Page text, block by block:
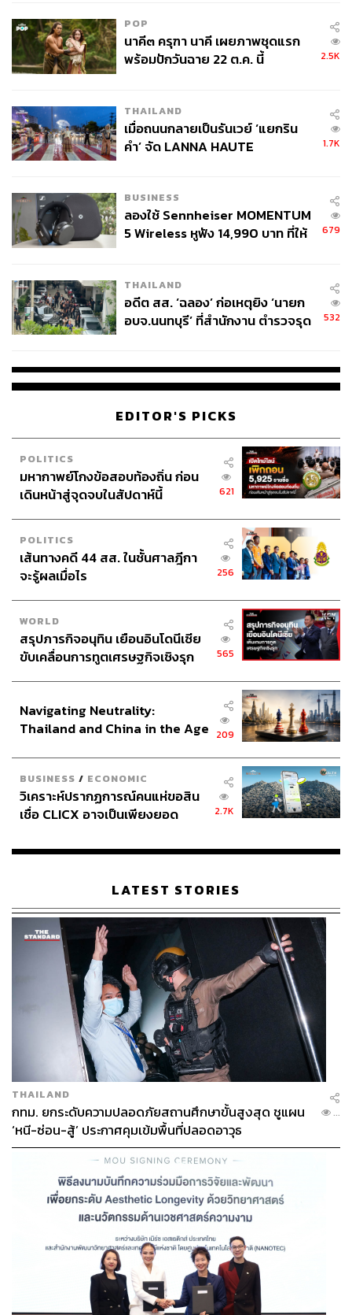
38
THE STANDARD TEAM
กองบรรณาธิการ THE STANDARD
POP
นาคี๓ ครุฑา นาคี เผยภาพชุดแรก
พร้อมปักวันฉาย 22 ต.ค. นี้
2.5K
THAILAND
เมื่อถนนกลายเป็นรันเวย์ ‘แยกริน
คำ’ จัด LANNA HAUTE
1.7K
BUSINESS
ลองใช้ Sennheiser MOMENTUM
5 Wireless หูฟัง 14,990 บาท ที่ให้
679
THAILAND
อดีต สส. ‘ฉลอง’ ก่อเหตุยิง ‘นายก
อบจ.นนทบุรี’ ที่สำนักงาน ตำรวจรุด
532
EDITOR'S PICKS
POLITICS
มหากาพย์โกงข้อสอบท้องถิ่น ก่อน
เดินหน้าสู่จุดจบในสัปดาห์นี้
621
POLITICS
เส้นทางคดี 44 สส. ในชั้นศาลฎีกา
จะรู้ผลเมื่อไร
256
WORLD
สรุปภารกิจอนุทิน เยือนอินโดนีเซีย
ขับเคลื่อนการทูตเศรษฐกิจเชิงรุก
565
Navigating Neutrality:
Thailand and China in the Age
209
BUSINESS / ECONOMIC
วิเคราะห์ปรากฏการณ์คนแห่ขอสิน
เชื่อ CLICX อาจเป็นเพียงยอด
เรือนไทยที่ถูกซุกไว้
2.7K
LATEST STORIES
THAILAND
กทม. ยกระดับความปลอดภัยสถานศึกษาขั้นสูงสุด ชูแผน
‘หนี-ซ่อน-สู้’ ประกาศคุมเข้มพื้นที่ปลอดอาวุธ
...